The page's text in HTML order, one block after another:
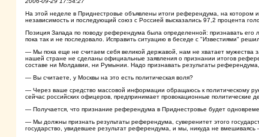
На этой неделе в Приднестровье объявлены итоги референдума, на котором
независимость и последующий союз с Россией высказались 97,2 процента
Позиция Запада по поводу референдума была определенной: признавать его
пока так и не последовало. Исправить ситуацию в беседе с "Известиями"
— Мы пока еще не считаем себя великой державой, нам не хватает мужества
нашей стране не сделаны официальные заявления о признании итогов
составе ни Молдавии, ни Румынии. Надо признавать результаты
— Вы считаете, у Москвы на это есть политическая воля?
— Через ваше средство массовой информации обращаюсь к политическому
сейчас российских офицеров, предпринимает провокационные политические
— Получается, что признание референдума в Приднестровье будет
— Мы должны признать результаты референдума, суверенитет этого
государство, увидевшее результат референдума, и мы, никуда не